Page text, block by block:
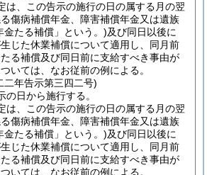
は、この告示の施行の日の属する月の翌
傷病補償年金、障害補償年金又は遺族
金たる補償」という。)及び同日以後に
じた休業補償について適用し、同月前
る補償及び同日前に支給すべき事由が
いては、なお従前の例による。
二年告示第三四二号)
の日から施行する。
は、この告示の施行の日の属する月の翌
傷病補償年金、障害補償年金又は遺族
金たる補償」という。)及び同日以後に
じた休業補償について適用し、同月前
る補償及び同日前に支給すべき事由が
いては、なお従前の例による。